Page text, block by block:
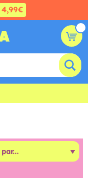
4,99€